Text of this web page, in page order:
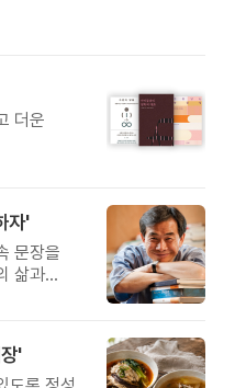
더운
자'
문장을
삶과
'